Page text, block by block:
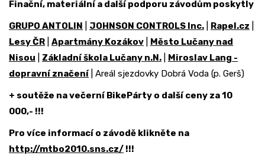
Finační, materiální a další podporu závodům poskytly
GRUPO ANTOLIN JOHNSON CONTROLS Inc. Rapel.cz
Lesy ČR
Apartmány Kozákov
Město Lučany nad
Nisou
Základní škola Lučany n.N.
Miroslav Lang -
dopravní značení| Areál sjezdovky Dobrá Voda (p. Gerš)
+ soutěže na večerní BikePárty o další ceny za 10
000,- !!!
Pro více informací o závodě klikněte na
http://mtbo2010.sns.cz/ !!!